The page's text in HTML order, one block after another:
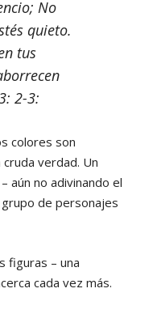
No
quieto.
tus
2-3:
colores son
verdad. Un
aún no adivinando el
de personajes
figuras – una
cada vez más.